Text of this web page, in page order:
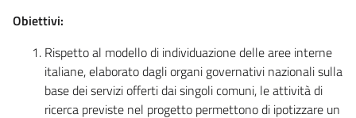
Obiettivi:
Rispetto al modello di individuazione delle aree interne
italiane, elaborato dagli organi governativi nazionali sulla
base dei servizi offerti dai singoli comuni, le attività di
ricerca previste nel progetto permettono di ipotizzare un